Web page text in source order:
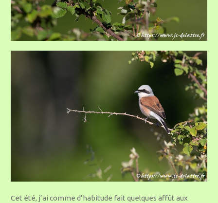
Cet été, j’ai comme d’habitude fait quelques affût aux